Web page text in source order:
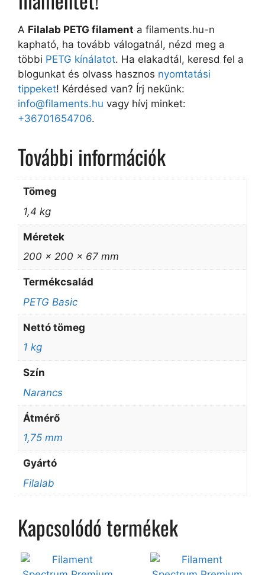
A Filalab PETG filament a filaments.hu-n
kapható, ha tovább válogatnál, nézd meg a
többi PETG kínálatot. Ha elakadtál, keresd fel a
blogunkat és olvass hasznos nyomtatási
tippeket! Kérdésed van? Írj nekünk:
info@filaments.hu vagy hívj minket:
+36701654706.
További információk
Tömeg
1,4 kg
Méretek
200 × 200 × 67 mm
Termékcsalád
PETG Basic
Nettó tömeg
1 kg
Szín
Narancs
Átmérő
1,75 mm
Gyártó
Filalab
Kapcsolódó termékek